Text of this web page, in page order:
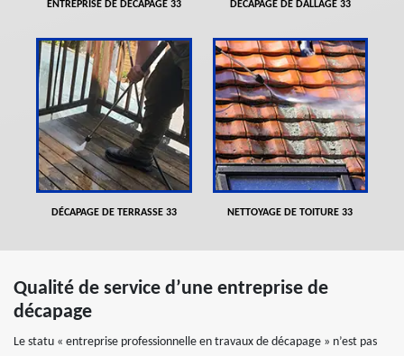
ENTREPRISE DE DÉCAPAGE 33 DÉCAPAGE DE DALLAGE 33
DÉCAPAGE DE TERRASSE 33 NETTOYAGE DE TOITURE 33
Qualité de service d’une entreprise de
décapage
Le statu « entreprise professionnelle en travaux de décapage » n’est pas